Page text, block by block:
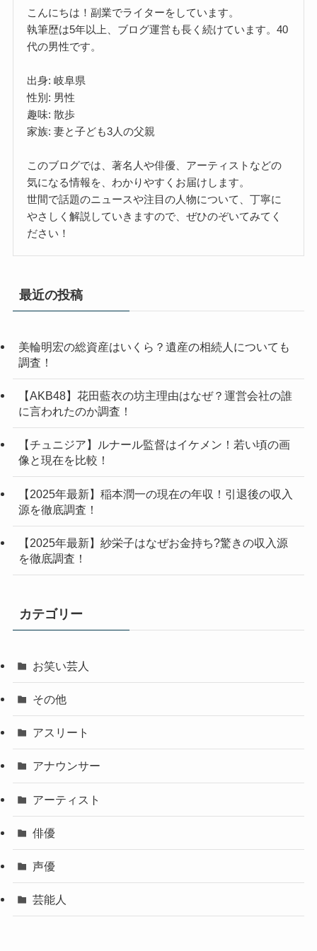
こんにちは！副業でライターをしています。
執筆歴は5年以上、ブログ運営も長く続けています。40
代の男性です。
出身: 岐阜県
性別: 男性
趣味: 散歩
家族: 妻と子ども3人の父親
このブログでは、著名人や俳優、アーティストなどの
気になる情報を、わかりやすくお届けします。
世間で話題のニュースや注目の人物について、丁寧に
やさしく解説していきますので、ぜひのぞいてみてく
ださい！
最近の投稿
美輪明宏の総資産はいくら？遺産の相続人についても
調査！
【AKB48】花田藍衣の坊主理由はなぜ？運営会社の誰
に言われたのか調査！
【チュニジア】ルナール監督はイケメン！若い頃の画
像と現在を比較！
【2025年最新】稲本潤一の現在の年収！引退後の収入
源を徹底調査！
【2025年最新】紗栄子はなぜお金持ち?驚きの収入源
を徹底調査！
カテゴリー
お笑い芸人
その他
アスリート
アナウンサー
アーティスト
俳優
声優
芸能人